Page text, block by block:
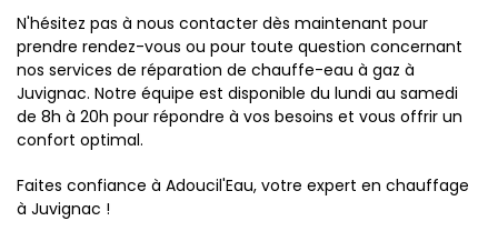
N'hésitez pas à nous contacter dès maintenant pour
prendre rendez-vous ou pour toute question concernant
nos services de réparation de chauffe-eau à gaz à
Juvignac. Notre équipe est disponible du lundi au samedi
de 8h à 20h pour répondre à vos besoins et vous offrir un
confort optimal.
Faites confiance à Adoucil'Eau, votre expert en chauffage
à Juvignac !